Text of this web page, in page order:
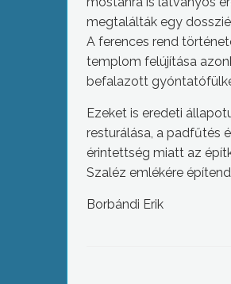
megtalálták egy
A ferences rend
templom felújítása
befalazott
Ezeket is eredeti
resturálása, a padfűtés
érintettség miatt az
Szaléz emlékére
Borbándi Erik